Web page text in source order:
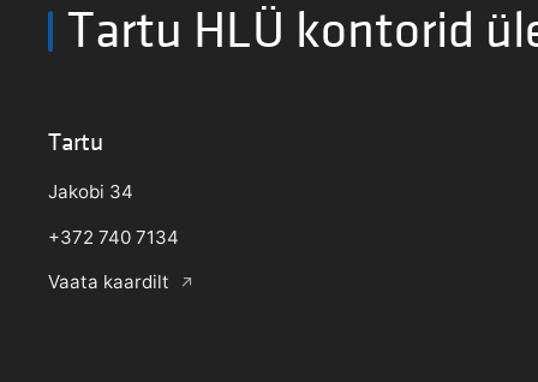
Tartu HLÜ kontorid
Tartu
Jakobi 34
+372 740 7134
Vaata kaardilt